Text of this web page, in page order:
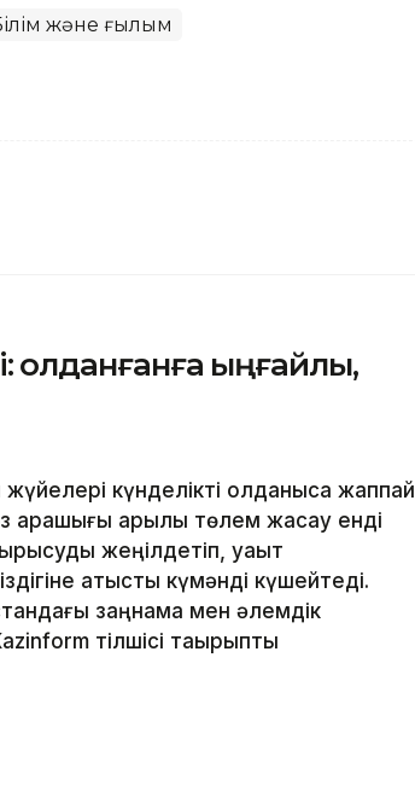
және ғылым
ыңғайлы,
күнделікті қолданысқа жаппай
қарашығы арқылы төлем жасау енді
жеңілдетіп, уақыт
қатысты күмәнді күшейтеді.
заңнама мен әлемдік
тілшісі тақырыпты